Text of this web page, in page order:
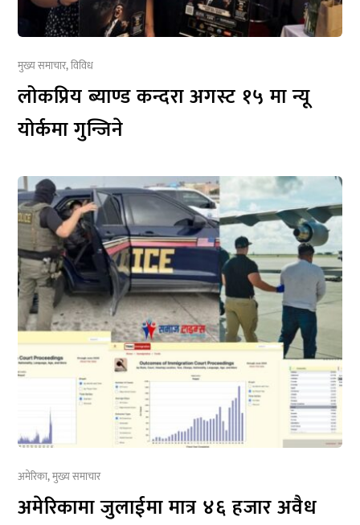
मुख्य समाचार,विविध
लोकप्रिय ब्याण्ड कन्दरा अगस्ट १५ मा न्यू
योर्कमा गुन्जिने
अमेरिका,मुख्य समाचार
अमेरिकामा जुलाईमा मात्र ४६ हजार अवैध